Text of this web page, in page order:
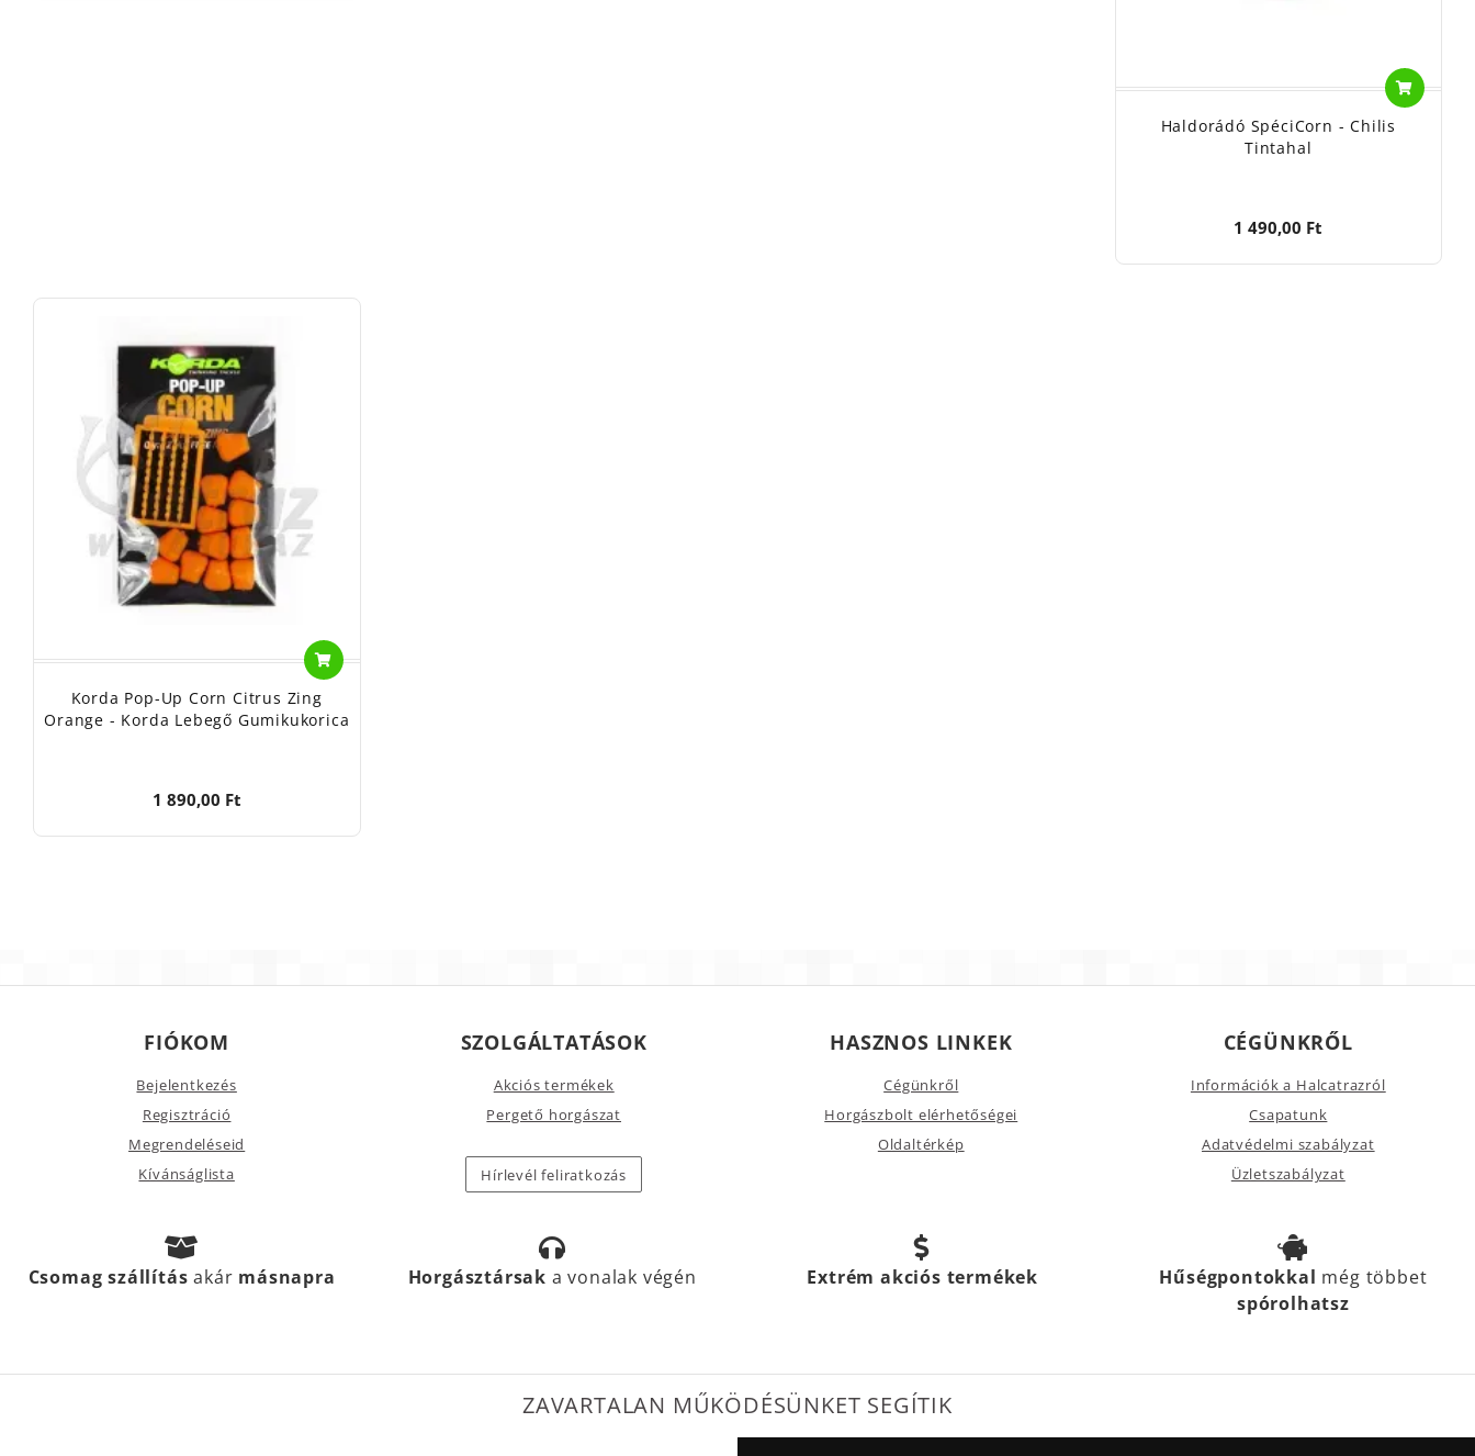
Haldorádó SpéciCorn - Chilis
Tintahal
1 490,00 Ft
Korda Pop-Up Corn Citrus Zing
Orange - Korda Lebegő Gumikukorica
1 890,00 Ft
FIÓKOM
Bejelentkezés
Regisztráció
Megrendeléseid
Kívánságlista
SZOLGÁLTATÁSOK
Akciós termékek
Pergető horgászat
Hírlevél feliratkozás
HASZNOS LINKEK
Cégünkről
Horgászbolt elérhetőségei
Oldaltérkép
CÉGÜNKRŐL
Információk a Halcatrazról
Csapatunk
Adatvédelmi szabályzat
Üzletszabályzat
Csomag szállításakár másnapra Horgásztársak a vonalak végén Extrém akciós termékek Hűségpontokkal még többet
spórolhatsz
ZAVARTALAN MŰKÖDÉSÜNKET SEGÍTIK